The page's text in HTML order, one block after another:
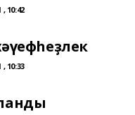
10:42
10:33